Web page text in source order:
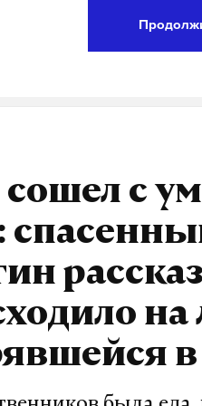
осколочное
помощь.
область # гладков
журналист отдела «undefined»
сошел с
на